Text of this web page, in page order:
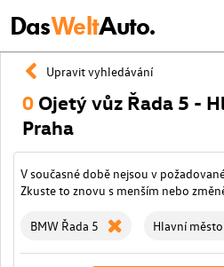
DasWeltAuto.
Upravit vyhledávání
0 Ojetý vůz Řada 5 -
Praha
V současné době nejsou v
Zkuste to znovu s menším nebo
BMW Řada 5 Hlavní